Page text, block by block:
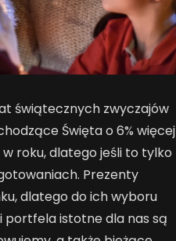
świątecznych zwyczajów
Święta o 6% więcej
w roku, dlatego jeśli to tylko
Prezenty
dlatego do ich wyboru
portfela istotne dla nas są